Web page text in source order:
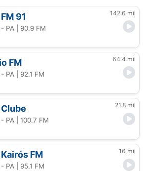
91 142.6 mil
PA | 90.9 FM
FM 64.4 mil
PA | 92.1 FM
21.8 mil
PA | 100.7 FM
FM 16 mil
PA | 95.1 FM